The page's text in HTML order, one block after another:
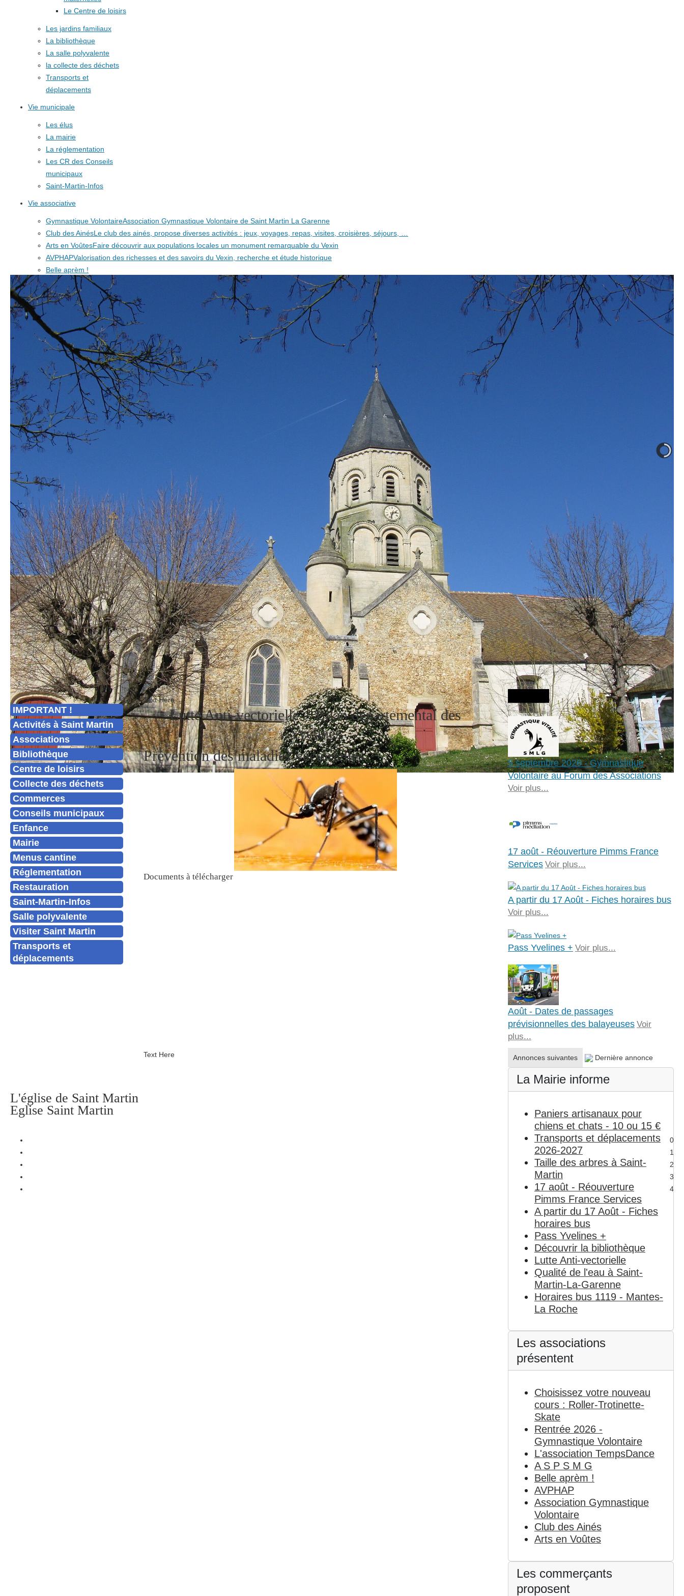
Le Centre de loisirs
Les jardins familiaux
La bibliothèque
La salle polyvalente
la collecte des déchets
Transports et
déplacements
Vie municipale
Les élus
La mairie
La réglementation
Les CR des Conseils
municipaux
Saint-Martin-Infos
Vie associative
Gymnastique VolontaireAssociation Gymnastique Volontaire de Saint Martin La Garenne
Club des AinésLe club des ainés, propose diverses activités : jeux, voyages, repas, visites, croisières, séjours, …
Arts en VoûtesFaire découvrir aux populations locales un monument remarquable du Vexin
AVPHAPValorisation des richesses et des savoirs du Vexin, recherche et étude historique
Belle aprèm !
Association de sauvegarde du patrimoine
Association loi 1901de Sauvegarde du Patrimoine de Saint-Martin-la-Garenne
TempsDance
Ateliers de danses et chants pour enfants et adultes
Les Commerces
Rapid'Market
Les Terrasses
L'lon d'Aristée
A un poil prèsA Un Poil Près, c'est : de la nourriture de qualité, des accessoires originaux, des produits de soins efficaces et naturels, et des occasions en dépôt-vente
Nous contacter
Vous êtes ici : Accueil Vie municipale Lutte Anti-vectorielle
L'église de Saint Martin
Eglise Saint Martin
0
1
2
3
4
IMPORTANT !
Activités à Saint Martin
Associations
Bibliothèque
Centre de loisirs
Collecte des déchets
Commerces
Conseils municipaux
Enfance
Mairie
Menus cantine
Réglementation
Restauration
Saint-Martin-Infos
Salle polyvalente
Visiter Saint Martin
Transports et
déplacements
Text Here
Lutte Anti-vectorielle – Bilan départemental des
Yvelines
Prévention des maladies vectorielles
Documents à télécharger
Text Here
Agenda
5 septembre 2026 - Gymnastique
Volontaire au Forum des Associations
Voir plus...
17 août - Réouverture Pimms France
Services Voir plus...
A partir du 17 Août - Fiches horaires bus
Voir plus...
Pass Yvelines + Voir plus...
Août - Dates de passages
prévisionnelles des balayeuses Voir
plus...
Annonces suivantes Dernière annonce
La Mairie informe
Paniers artisanaux pour
chiens et chats - 10 ou 15 €
Transports et déplacements
2026-2027
Taille des arbres à Saint-
Martin
17 août - Réouverture
Pimms France Services
A partir du 17 Août - Fiches
horaires bus
Pass Yvelines +
Découvrir la bibliothèque
Lutte Anti-vectorielle
Qualité de l'eau à Saint-
Martin-La-Garenne
Horaires bus 1119 - Mantes-
La Roche
Les associations
présentent
Choisissez votre nouveau
cours : Roller-Trotinette-
Skate
Rentrée 2026 -
Gymnastique Volontaire
L'association TempsDance
A S P S M G
Belle aprèm !
AVPHAP
Association Gymnastique
Volontaire
Club des Ainés
Arts en Voûtes
Les commerçants
proposent